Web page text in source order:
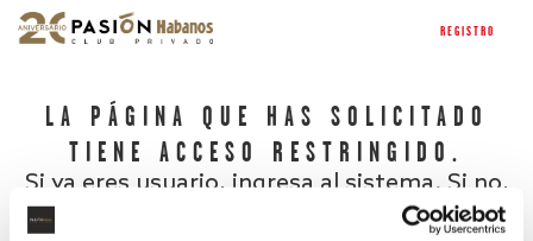
REGISTRO
LA PÁGINA QUE HAS SOLICITADO
TIENE ACCESO RESTRINGIDO.
Si ya eres usuario, ingresa al sistema. Si no,